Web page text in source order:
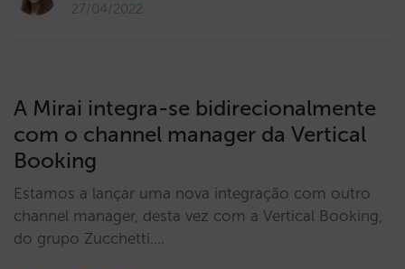
27/04/2022
A Mirai integra-se bidirecionalmente
com o channel manager da Vertical
Booking
Estamos a lançar uma nova integração com outro
channel manager, desta vez com a Vertical Booking,
do grupo Zucchetti.…